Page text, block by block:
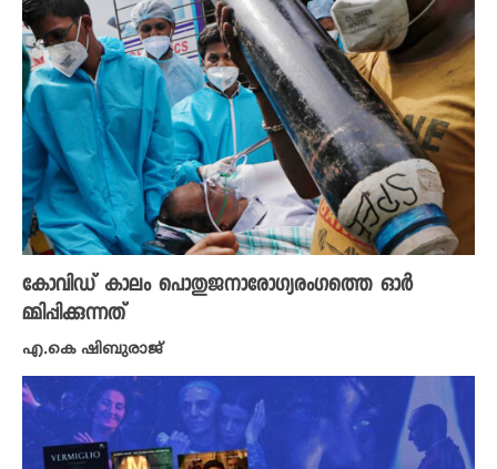
കോവിഡ് കാലം പൊതുജനാരോ​ഗ്യരം​ഗത്തെ ഓർ
മ്മിപ്പിക്കുന്നത്
എ.കെ ഷിബുരാജ്